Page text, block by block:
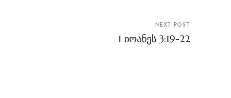
NEXT POST
1 იოანეს 3:19-22